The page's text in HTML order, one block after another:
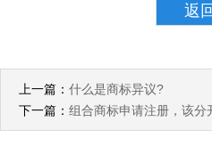
返
上一篇： 什么是商标异议?
下一篇： 组合商标申请注册，该分